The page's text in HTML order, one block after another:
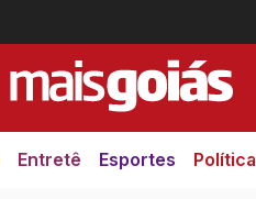
Entretê Esportes Política